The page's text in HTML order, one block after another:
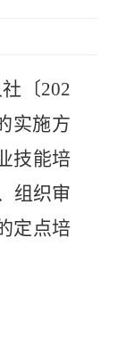
〔202
实施方
技能培
组织审
定点培